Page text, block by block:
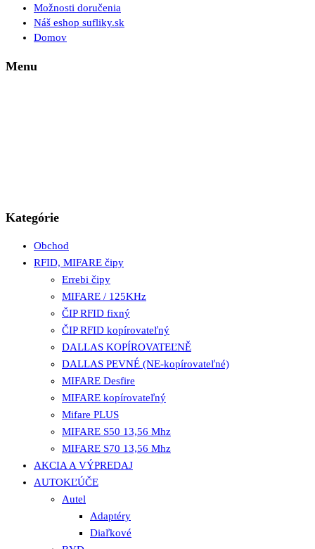
Možnosti doručenia
Náš eshop sufliky.sk
Domov
Menu
Kategórie
Obchod
RFID, MIFARE čipy
Errebi čipy
MIFARE / 125KHz
ČIP RFID fixný
ČIP RFID kopírovateľný
DALLAS KOPÍROVATEĽNĚ
DALLAS PEVNÉ (NE-kopírovateľné)
MIFARE Desfire
MIFARE kopírovateľný
Mifare PLUS
MIFARE S50 13,56 Mhz
MIFARE S70 13,56 Mhz
AKCIA A VÝPREDAJ
AUTOKĽÚČE
Autel
Adaptéry
Diaľkové